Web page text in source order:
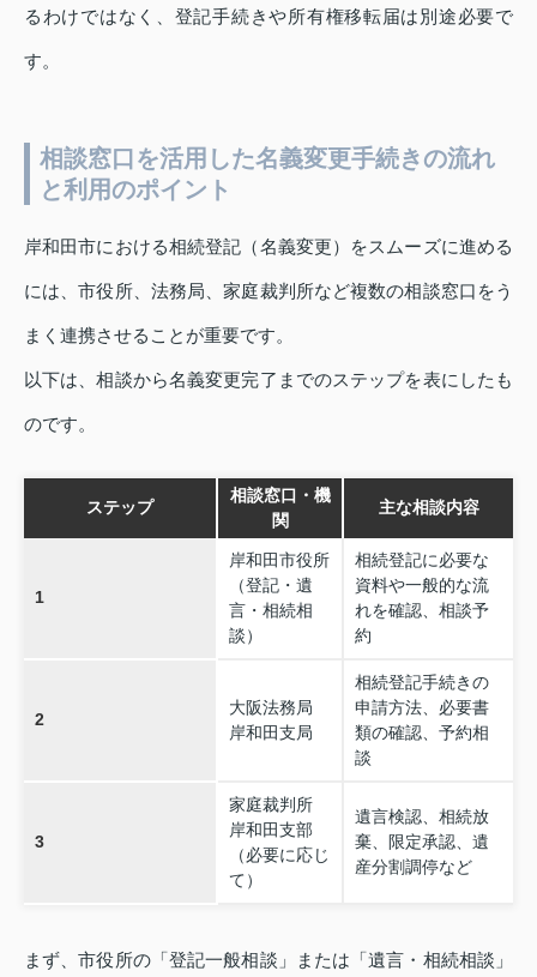
るわけではなく、登記手続きや所有権移転届は別途必要で
す。
相談窓口を活用した名義変更手続きの流れ
と利用のポイント
岸和田市における相続登記（名義変更）をスムーズに進める
には、市役所、法務局、家庭裁判所など複数の相談窓口をう
まく連携させることが重要です。
以下は、相談から名義変更完了までのステップを表にしたも
のです。
ステップ
相談窓口・機
関
主な相談内容
1
岸和田市役所
（登記・遺
言・相続相
談）
相続登記に必要な
資料や一般的な流
れを確認、相談予
約
2
大阪法務局
岸和田支局
相続登記手続きの
申請方法、必要書
類の確認、予約相
談
3
家庭裁判所
岸和田支部
（必要に応じ
て）
遺言検認、相続放
棄、限定承認、遺
産分割調停など
まず、市役所の「登記一般相談」または「遺言・相続相談」